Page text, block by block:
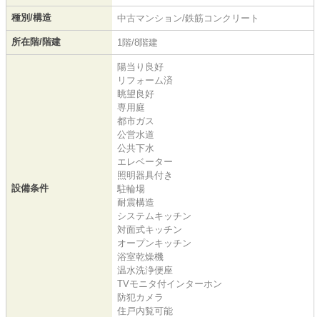
種別/構造 中古マンション/鉄筋コンクリート
所在階/階建 1階/8階建
設備条件
陽当り良好
リフォーム済
眺望良好
専用庭
都市ガス
公営水道
公共下水
エレベーター
照明器具付き
駐輪場
耐震構造
システムキッチン
対面式キッチン
オープンキッチン
浴室乾燥機
温水洗浄便座
TVモニタ付インターホン
防犯カメラ
住戸内覧可能